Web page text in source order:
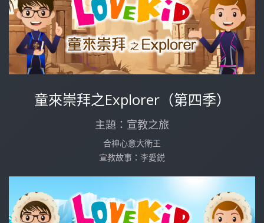
童來崇拜之Explorer（第四季）
主題：宣教之旅
合神心意大衛王
宣教故事：李愛鋭